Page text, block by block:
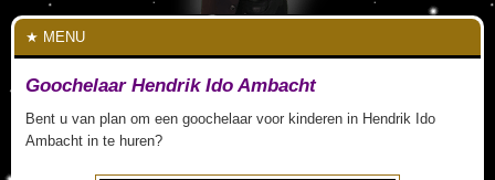
MENU
Goochelaar Hendrik Ido Ambacht
Bent u van plan om een goochelaar voor kinderen in Hendrik Ido
Ambacht in te huren?